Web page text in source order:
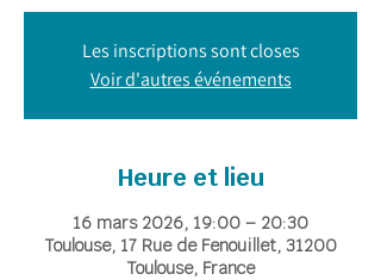
Les inscriptions sont closes
Voir d'autres événements
Heure et lieu
16 mars 2026, 19:00 – 20:30
Toulouse, 17 Rue de Fenouillet, 31200
Toulouse, France